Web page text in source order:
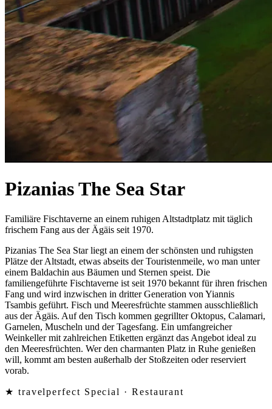
Pizanias The Sea Star
Familiäre Fischtaverne an einem ruhigen Altstadtplatz mit täglich
frischem Fang aus der Ägäis seit 1970.
Pizanias The Sea Star liegt an einem der schönsten und ruhigsten
Plätze der Altstadt, etwas abseits der Touristenmeile, wo man unter
einem Baldachin aus Bäumen und Sternen speist. Die
familiengeführte Fischtaverne ist seit 1970 bekannt für ihren frischen
Fang und wird inzwischen in dritter Generation von Yiannis
Tsambis geführt. Fisch und Meeresfrüchte stammen ausschließlich
aus der Ägäis. Auf den Tisch kommen gegrillter Oktopus, Calamari,
Garnelen, Muscheln und der Tagesfang. Ein umfangreicher
Weinkeller mit zahlreichen Etiketten ergänzt das Angebot ideal zu
den Meeresfrüchten. Wer den charmanten Platz in Ruhe genießen
will, kommt am besten außerhalb der Stoßzeiten oder reserviert
vorab.
★ travelperfect Special · Restaurant